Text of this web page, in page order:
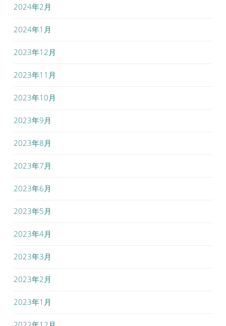
2024年2月
2024年1月
2023年12月
2023年11月
2023年10月
2023年9月
2023年8月
2023年7月
2023年6月
2023年5月
2023年4月
2023年3月
2023年2月
2023年1月